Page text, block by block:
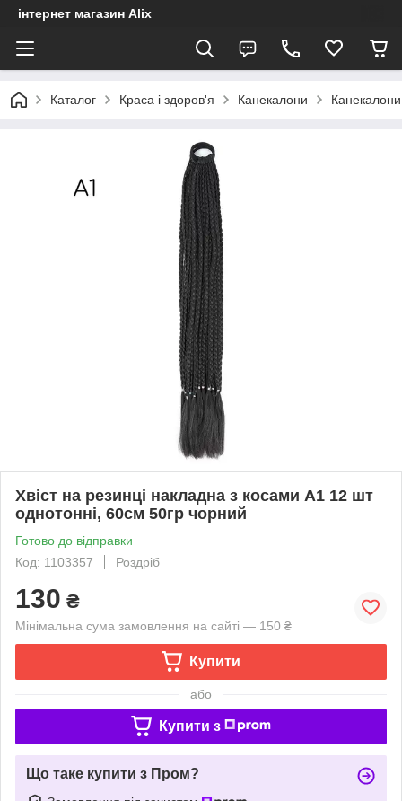
інтернет магазин Alix
Каталог Краса і здоров'я Канекалони
Хвіст на резинці накладна з косами A1 12 шт
однотонні, 60см 50гр чорний
Готово до відправки
Код: 1103357
Роздріб
130 ₴
Мінімальна сума замовлення на сайті — 150 ₴
Купити
або
Купити з
Що таке купити з Пром?